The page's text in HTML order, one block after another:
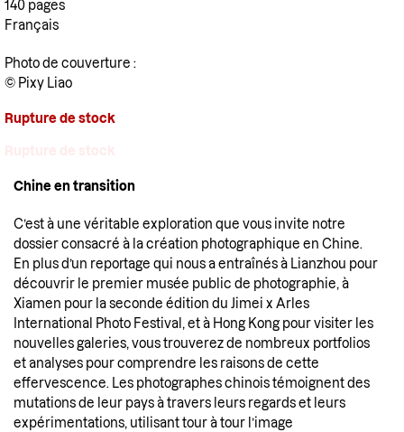
140 pages
Français
Photo de couverture :
© Pixy Liao
Rupture de stock
Chine en transition
C’est à une véritable exploration que vous invite notre
dossier consacré à la création photographique en Chine.
En plus d’un reportage qui nous a entraînés à Lianzhou pour
découvrir le premier musée public de photographie, à
Xiamen pour la seconde édition du Jimei x Arles
International Photo Festival, et à Hong Kong pour visiter les
nouvelles galeries, vous trouverez de nombreux portfolios
et analyses pour comprendre les raisons de cette
effervescence. Les photographes chinois témoignent des
mutations de leur pays à travers leurs regards et leurs
expérimentations, utilisant tour à tour l’image